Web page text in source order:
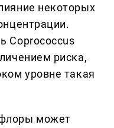
некоторых
Coprococcus
риска,
уровне такая
может